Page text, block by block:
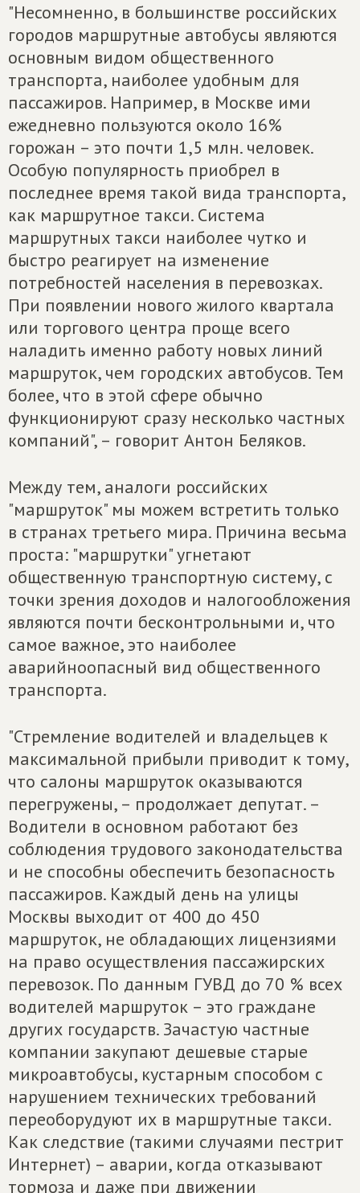
"Несомненно, в большинстве российских
городов маршрутные автобусы являются
основным видом общественного
транспорта, наиболее удобным для
пассажиров. Например, в Москве ими
ежедневно пользуются около 16%
горожан – это почти 1,5 млн. человек.
Особую популярность приобрел в
последнее время такой вида транспорта,
как маршрутное такси. Система
маршрутных такси наиболее чутко и
быстро реагирует на изменение
потребностей населения в перевозках.
При появлении нового жилого квартала
или торгового центра проще всего
наладить именно работу новых линий
маршруток, чем городских автобусов. Тем
более, что в этой сфере обычно
функционируют сразу несколько частных
компаний", – говорит Антон Беляков.
Между тем, аналоги российских
"маршруток" мы можем встретить только
в странах третьего мира. Причина весьма
проста: "маршрутки" угнетают
общественную транспортную систему, с
точки зрения доходов и налогообложения
являются почти бесконтрольными и, что
самое важное, это наиболее
аварийноопасный вид общественного
транспорта.
"Стремление водителей и владельцев к
максимальной прибыли приводит к тому,
что салоны маршруток оказываются
перегружены, – продолжает депутат. –
Водители в основном работают без
соблюдения трудового законодательства
и не способны обеспечить безопасность
пассажиров. Каждый день на улицы
Москвы выходит от 400 до 450
маршруток, не обладающих лицензиями
на право осуществления пассажирских
перевозок. По данным ГУВД до 70 % всех
водителей маршруток – это граждане
других государств. Зачастую частные
компании закупают дешевые старые
микроавтобусы, кустарным способом с
нарушением технических требований
переоборудуют их в маршрутные такси.
Как следствие (такими случаями пестрит
Интернет) – аварии, когда отказывают
тормоза и даже при движении